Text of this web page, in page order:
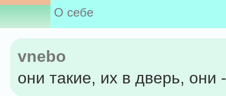
О себе
vnebo
они такие, их в дверь, они